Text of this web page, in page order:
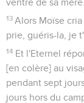
ventre de sa mère.
13 Alors Moïse
prie, guéris-la, je
14 Et l'Eternel
[en colère] au
pendant sept
jours hors du